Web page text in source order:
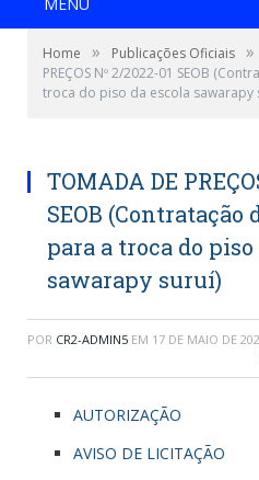
Home » Publicações Oficiais »
PREÇOS Nº 2/2022-01 SEOB
troca do piso da escola sawarapy
TOMADA DE
SEOB (Contratação
para a troca do piso
sawarapy suruí)
POR CR2-ADMIN5 EM 17 DE MAIO DE
AUTORIZAÇÃO
AVISO DE LICITAÇÃO